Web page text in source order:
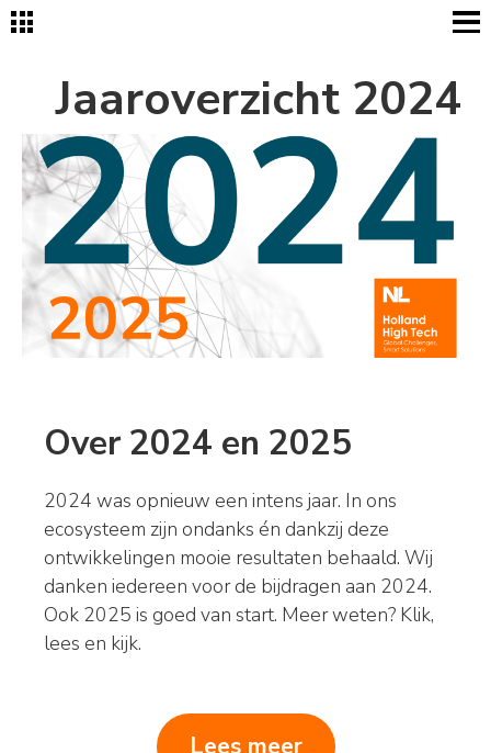
Jaaroverzicht 2024
Over 2024 en 2025
2024 was opnieuw een intens jaar. In ons
ecosysteem zijn ondanks én dankzij deze
ontwikkelingen mooie resultaten behaald. Wij
danken iedereen voor de bijdragen aan 2024.
Ook 2025 is goed van start. Meer weten? Klik,
lees en kijk.
Lees meer